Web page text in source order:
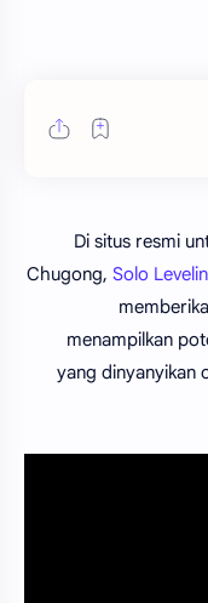
Di situs resmi
Chugong, Solo
menampilkan
yang dinyanyikan